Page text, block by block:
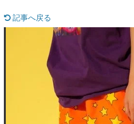
具体的な形から解き明かして
です。
ゲームが変えた日本語
「経験値」「裏技」「ラスボ
の起源や用法の変遷を、コン
イニーP氏が徹底調査。
カテゴリ
記事へ戻る